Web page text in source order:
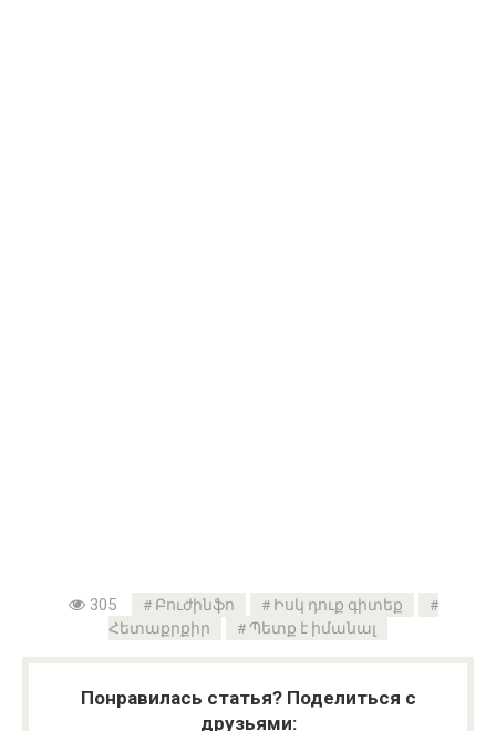
305 Բուժինֆո
Իսկ դուք գիտեք
Հետաքրքիր
Պետք է իմանալ
Понравилась статья? Поделиться с
друзьями: